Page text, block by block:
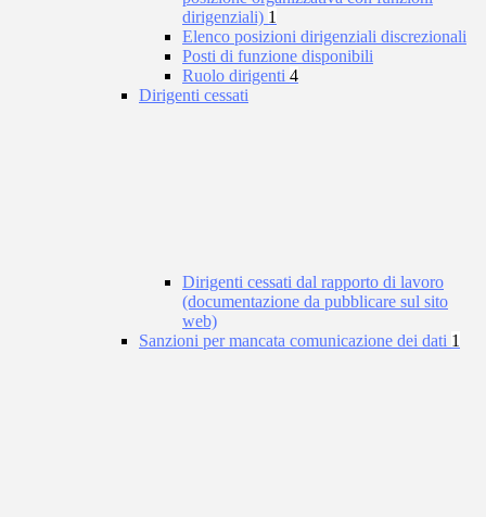
dirigenziali) 1
Elenco posizioni dirigenziali discrezionali
Posti di funzione disponibili
Ruolo dirigenti 4
Dirigenti cessati
Dirigenti cessati dal rapporto di lavoro
(documentazione da pubblicare sul sito
web)
Sanzioni per mancata comunicazione dei dati 1